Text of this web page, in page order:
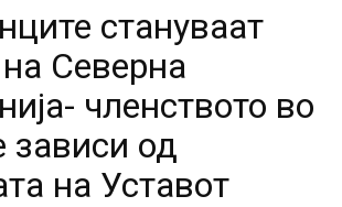
стануваат
Северна
членството во
од
на Уставот